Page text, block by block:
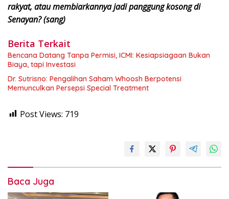
rakyat, atau membiarkannya jadi panggung kosong di
Senayan? (sang)
Berita Terkait
Bencana Datang Tanpa Permisi, ICMI: Kesiapsiagaan Bukan
Biaya, tapi Investasi
Dr. Sutrisno: Pengalihan Saham Whoosh Berpotensi
Memunculkan Persepsi Special Treatment
Post Views: 719
Baca Juga